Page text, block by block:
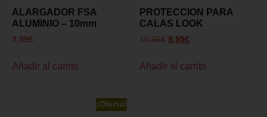
ALARGADOR FSA
ALUMINIO – 10mm
3,99€
Añadir al carrito
PROTECCION PARA
CALAS LOOK
10,95€ 9,95€
Añadir al carrito
¡Oferta!